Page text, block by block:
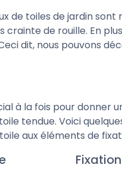
de toiles de jardin
de rouille. En
dit, nous pouvons
à la fois pour donner
tendue. Voici
aux éléments de